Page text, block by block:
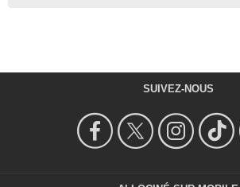
SUIVEZ-NOUS